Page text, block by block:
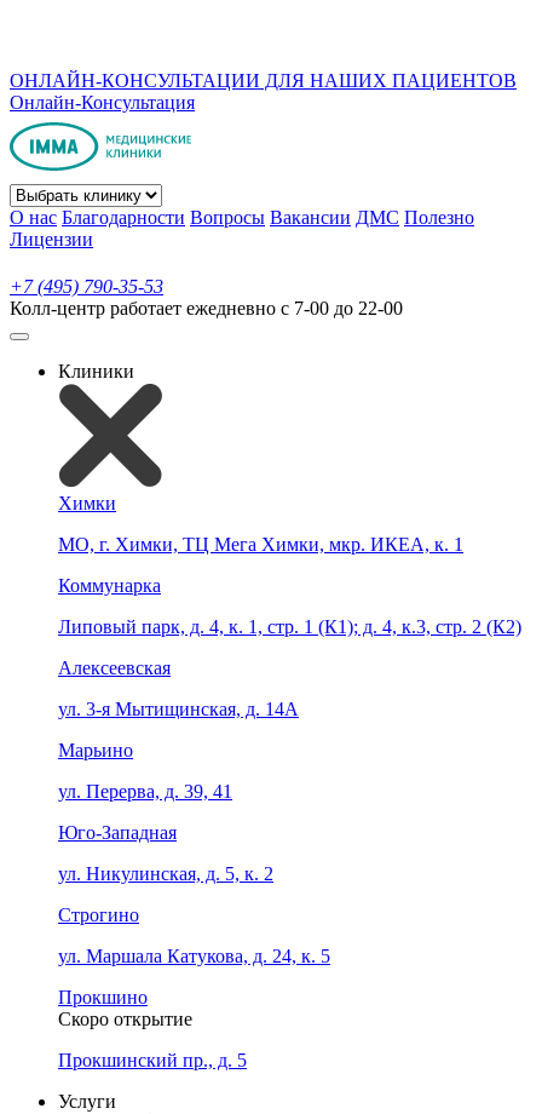
ОНЛАЙН-КОНСУЛЬТАЦИИ ДЛЯ НАШИХ ПАЦИЕНТОВ
Онлайн-Консультация
О нас Благодарности Вопросы Вакансии ДМС Полезно
Лицензии
+7 (495) 790-35-53
Колл-центр работает ежедневно с 7-00 до 22-00
Клиники
Химки
МО, г. Химки, ТЦ Мега Химки, мкр. ИКЕА, к. 1
Коммунарка
Липовый парк, д. 4, к. 1, стр. 1 (К1); д. 4, к.3, стр. 2 (К2)
Алексеевская
ул. 3-я Мытищинская, д. 14А
Марьино
ул. Перерва, д. 39, 41
Юго-Западная
ул. Никулинская, д. 5, к. 2
Строгино
ул. Маршала Катукова, д. 24, к. 5
Прокшино
Скоро открытие
Прокшинский пр., д. 5
Услуги